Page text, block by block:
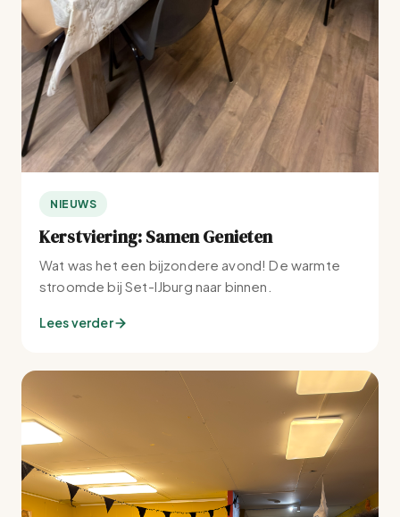
NIEUWS
Kerstviering: Samen Genieten
Wat was het een bijzondere avond! De warmte
stroomde bij Set-IJburg naar binnen.
Lees verder